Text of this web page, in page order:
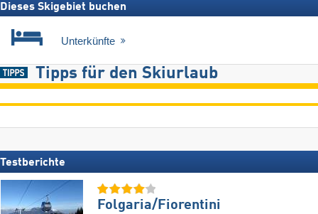
Dieses Skigebiet buchen
Unterkünfte
Tipps für den Skiurlaub
Testberichte
Folgaria/​Fiorentini